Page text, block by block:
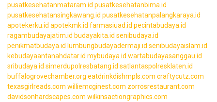
pusatkesehatanmataram.id pusatkesehatanbima.id
pusatkesehatansingkawang.id pusatkesehatanpalangkaraya.id
apotekerku.id apotekmk.id farmasiuad.id pecintabudaya.id
ragambudayajatim.id budayakita.id senibudaya.id
penikmatbudaya.id lumbungbudayadermaji.id senibudayaislam.id
kebudayaantanahdatar.id mybudaya.id wartabudayasanggau.id
sribudaya.id simerdupolresbatang.id satlantaspolresklaten.id
buffalogrovechamber.org eatdrinkdishmpls.com craftycutz.com
texasgirlreads.com williemcginest.com zorrosrestaurant.com
davidsonhardscapes.com wilkinsactiongraphics.com